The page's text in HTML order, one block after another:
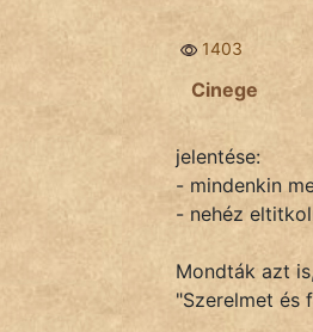
KÖZMONDÁS
1403
Cinege
jelentése:
- mindenkin
- nehéz
Mondták azt
"Szerelmet és